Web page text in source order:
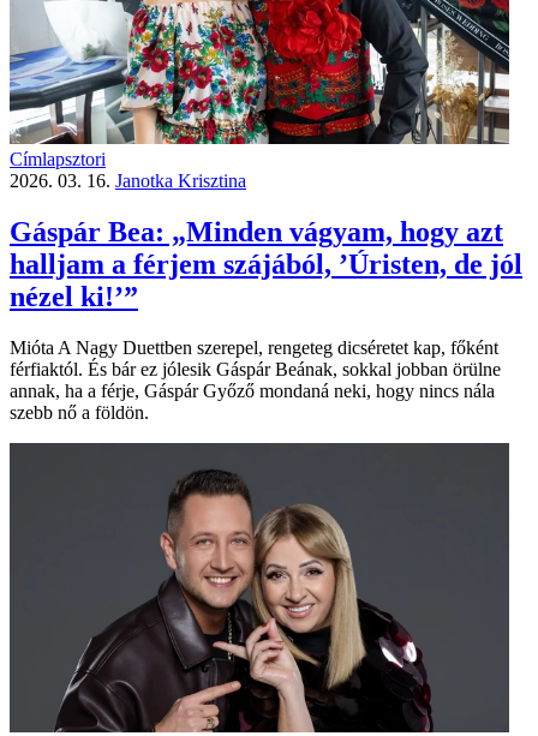
Címlapsztori
2026. 03. 16. Janotka Krisztina
Gáspár Bea: „Minden vágyam, hogy azt
halljam a férjem szájából, ’Úristen, de jól
nézel ki!’”
Mióta A Nagy Duettben szerepel, rengeteg dicséretet kap, főként
férfiaktól. És bár ez jólesik Gáspár Beának, sokkal jobban örülne
annak, ha a férje, Gáspár Győző mondaná neki, hogy nincs nála
szebb nő a földön.